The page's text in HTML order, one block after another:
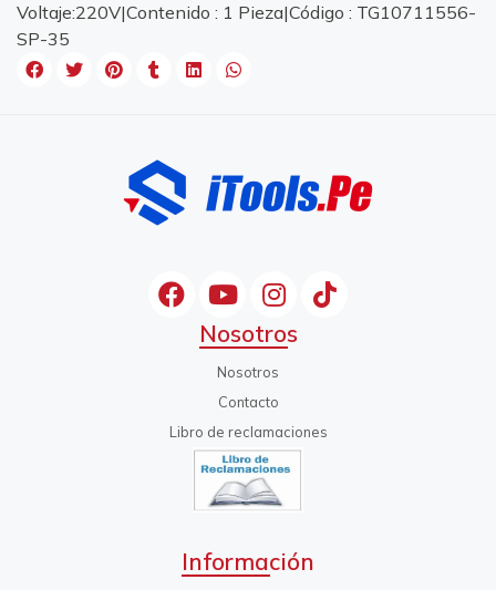
Voltaje:220V|Contenido : 1 Pieza|Código : TG10711556-
SP-35
Nosotros
Nosotros
Contacto
Libro de reclamaciones
Información